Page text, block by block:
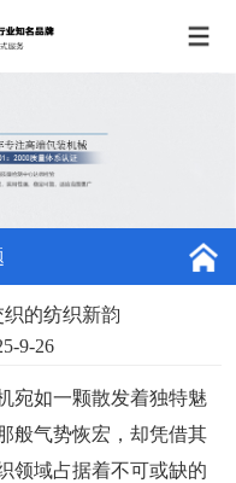
的纺织新韵
9-26
宛如一颗散发着独特魅
般气势恢宏，却凭借其
领域占据着不可或缺的